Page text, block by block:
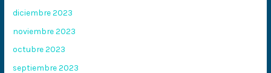
diciembre 2023
noviembre 2023
octubre 2023
septiembre 2023